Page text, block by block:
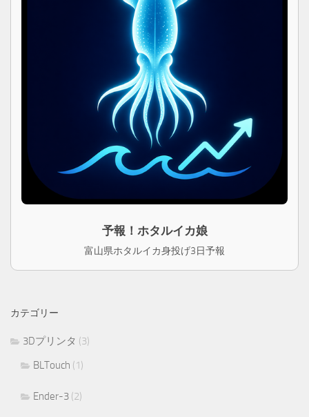
予報！ホタルイカ娘
富山県ホタルイカ身投げ3日予報
カテゴリー
3Dプリンタ (3)
BLTouch (1)
Ender-3 (2)